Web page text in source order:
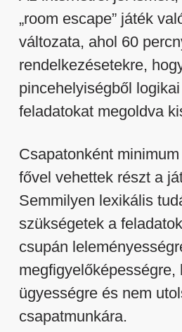
„room escape” játék
változata, ahol 60
rendelkezésetekre,
pincehelyiségből
feladatokat megoldva
Csapatonként
fővel vehettek részt a
Semmilyen lexikális
szükségetek a
csupán
megfigyelőképességre,
ügyességre és nem
csapatmunkára.